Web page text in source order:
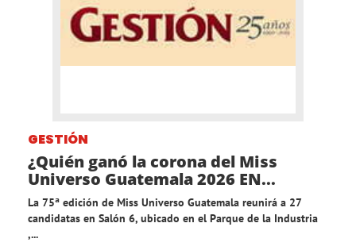
GESTIÓN
¿Quién ganó la corona del Miss
Universo Guatemala 2026 EN...
La 75ª edición de Miss Universo Guatemala reunirá a 27
candidatas en Salón 6, ubicado en el Parque de la Industria
,...